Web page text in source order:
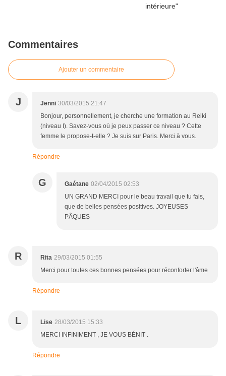
Commentaires
Ajouter un commentaire
J Jenni 30/03/2015 21:47
Bonjour, personnellement, je cherche une formation au Reiki
(niveau I). Savez-vous où je peux passer ce niveau ? Cette
femme le propose-t-elle ? Je suis sur Paris. Merci à vous.
Répondre
G Gaétane 02/04/2015 02:53
UN GRAND MERCI pour le beau travail que tu fais,
que de belles pensées positives. JOYEUSES
PÂQUES
R Rita 29/03/2015 01:55
Merci pour toutes ces bonnes pensées pour réconforter l'âme
Répondre
L Lise 28/03/2015 15:33
MERCI INFINIMENT , JE VOUS BÉNIT .
Répondre